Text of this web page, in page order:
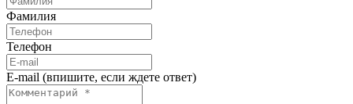
Фамилия
Телефон
E-mail (впишите, если ждете ответ)